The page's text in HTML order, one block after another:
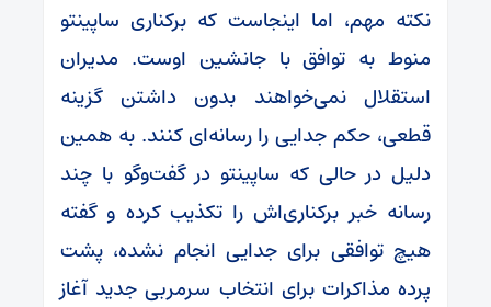
نکته مهم، اما اینجاست که برکناری ساپینتو
منوط به توافق با جانشین اوست. مدیران
استقلال نمی‌خواهند بدون داشتن گزینه
قطعی، حکم جدایی را رسانه‌ای کنند. به همین
دلیل در حالی که ساپینتو در گفت‌و‌گو با چند
رسانه خبر برکناری‌اش را تکذیب کرده و گفته
هیچ توافقی برای جدایی انجام نشده، پشت
پرده مذاکرات برای انتخاب سرمربی جدید آغاز